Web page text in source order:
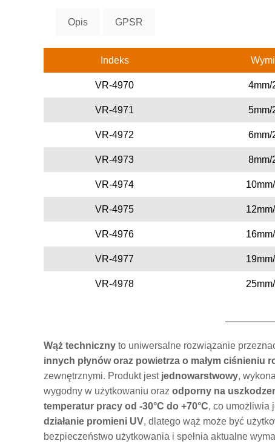
Opis GPSR
Indeks
VR-4970 4mm/
VR-4971 5mm/
VR-4972 6mm/
VR-4973 8mm/
VR-4974
VR-4975
VR-4976
VR-4977
VR-4978
Wąż techniczny to uniwersalne rozwiązanie
innych płynów oraz powietrza o małym ciśnieniu
zewnętrznymi. Produkt jest jednowarstwowy,
wygodny w użytkowaniu oraz odporny na
temperatur pracy od -30°C do +70°C, co umożliwia
działanie promieni UV, dlatego wąż może być
bezpieczeństwo użytkowania i spełnia aktualne